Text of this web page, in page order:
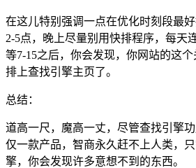
在这儿特别强调一点在优化时刻段最
2-5点，晚上尽量别用快排程序，每天
等7-15之后，你会发现，你网站的这
排上查找引擎主页了。
总结：
道高一尺，魔高一丈，尽管查找引擎
仅一款产品，智商永久赶不上人类，
擎，你会发现许多意想不到的东西。